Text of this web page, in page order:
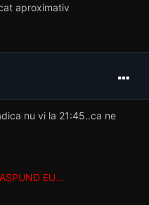
aproximativ
nu vi la 21:45..ca ne
EU...